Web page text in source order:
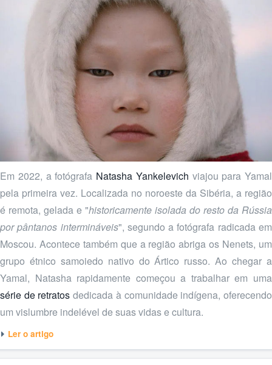
Em 2022, a fotógrafa Natasha Yankelevich viajou para Yamal
pela primeira vez. Localizada no noroeste da Sibéria, a região
é remota, gelada e "historicamente isolada do resto da Rússia
por pântanos intermináveis", segundo a fotógrafa radicada em
Moscou. Acontece também que a região abriga os Nenets, um
grupo étnico samoiedo nativo do Ártico russo. Ao chegar a
Yamal, Natasha rapidamente começou a trabalhar em uma
série de retratos dedicada à comunidade indígena, oferecendo
um vislumbre indelével de suas vidas e cultura.
Ler o artigo